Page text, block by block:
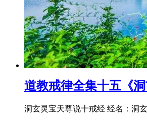
道教戒律全集十五《
洞玄灵宝天尊说十戒经 经名：洞